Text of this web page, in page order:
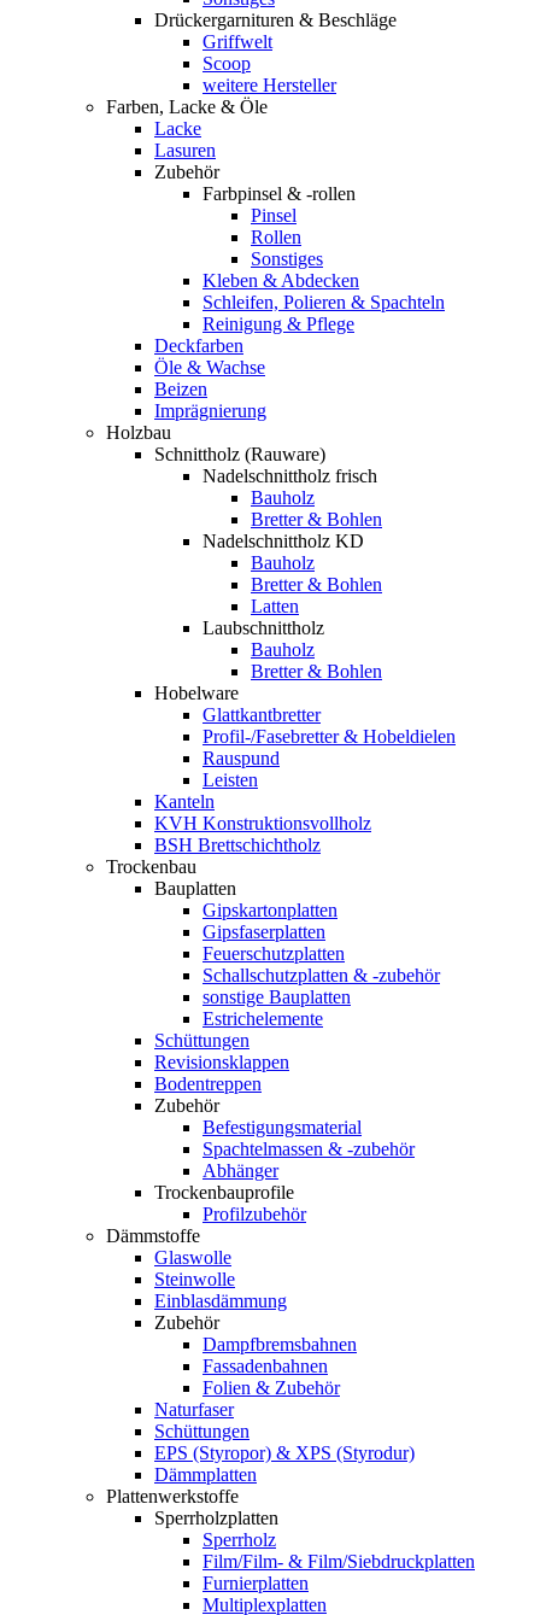
Drückergarnituren & Beschläge
Griffwelt
Scoop
weitere Hersteller
Farben, Lacke & Öle
Lacke
Lasuren
Zubehör
Farbpinsel & -rollen
Pinsel
Rollen
Sonstiges
Kleben & Abdecken
Schleifen, Polieren & Spachteln
Reinigung & Pflege
Deckfarben
Öle & Wachse
Beizen
Imprägnierung
Holzbau
Schnittholz (Rauware)
Nadelschnittholz frisch
Bauholz
Bretter & Bohlen
Nadelschnittholz KD
Bauholz
Bretter & Bohlen
Latten
Laubschnittholz
Bauholz
Bretter & Bohlen
Hobelware
Glattkantbretter
Profil-/Fasebretter & Hobeldielen
Rauspund
Leisten
Kanteln
KVH Konstruktionsvollholz
BSH Brettschichtholz
Trockenbau
Bauplatten
Gipskartonplatten
Gipsfaserplatten
Feuerschutzplatten
Schallschutzplatten & -zubehör
sonstige Bauplatten
Estrichelemente
Schüttungen
Revisionsklappen
Bodentreppen
Zubehör
Befestigungsmaterial
Spachtelmassen & -zubehör
Abhänger
Trockenbauprofile
Profilzubehör
Dämmstoffe
Glaswolle
Steinwolle
Einblasdämmung
Zubehör
Dampfbremsbahnen
Fassadenbahnen
Folien & Zubehör
Naturfaser
Schüttungen
EPS (Styropor) & XPS (Styrodur)
Dämmplatten
Plattenwerkstoffe
Sperrholzplatten
Sperrholz
Film/Film- & Film/Siebdruckplatten
Furnierplatten
Multiplexplatten